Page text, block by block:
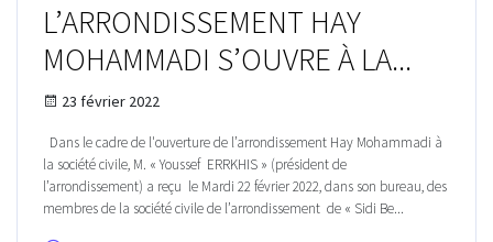
L’ARRONDISSEMENT HAY
MOHAMMADI S’OUVRE À LA...
23 février 2022
Dans le cadre de l'ouverture de l’arrondissement Hay Mohammadi à
la société civile, M. « Youssef ERRKHIS » (président de
l’arrondissement) a reçu le Mardi 22 février 2022, dans son bureau, des
membres de la société civile de l’arrondissement de « Sidi Be...